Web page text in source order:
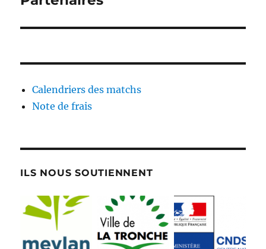
Calendriers des matchs
Note de frais
ILS NOUS SOUTIENNENT